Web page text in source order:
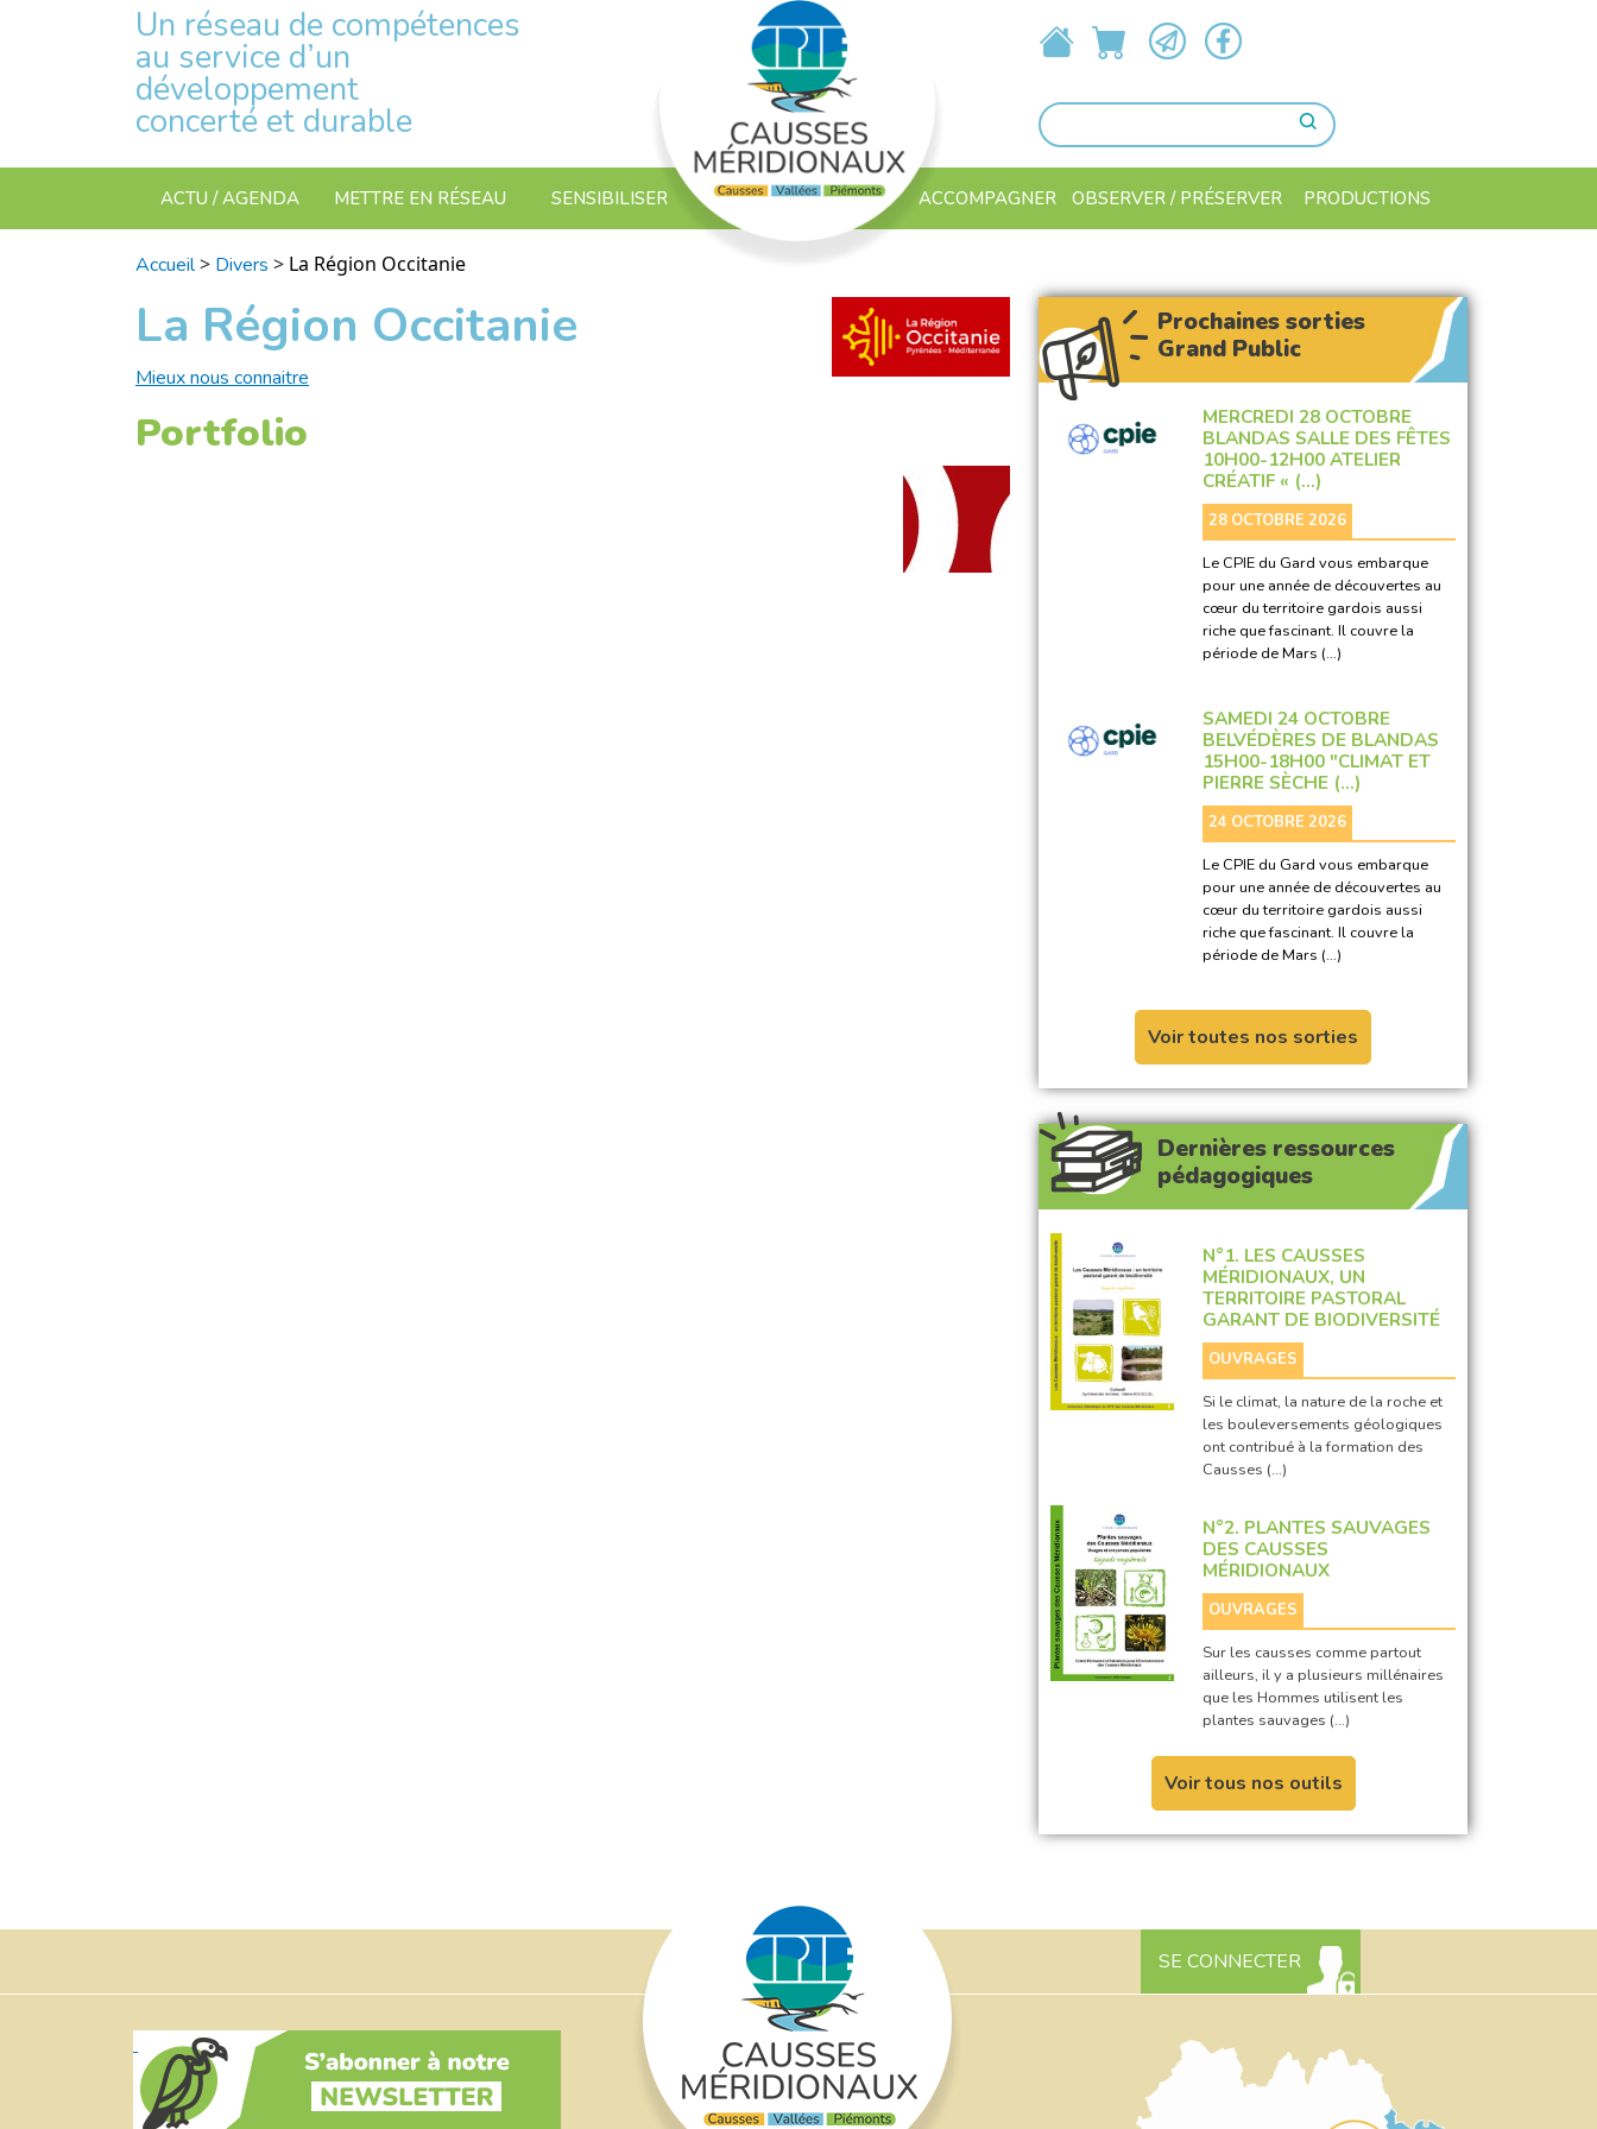
Un réseau de compétences
au service d’un
développement
concerté et durable
ACTU / AGENDA METTRE EN RÉSEAU SENSIBILISER ACCOMPAGNER OBSERVER / PRÉSERVER PRODUCTIONS
Accueil> Divers > La Région Occitanie
La Région Occitanie
Mieux nous connaitre
Portfolio
Prochaines sorties
Grand Public
MERCREDI 28 OCTOBRE
BLANDAS SALLE DES FÊTES
10H00-12H00 ATELIER
CRÉATIF « (…)
28 OCTOBRE 2026
Le CPIE du Gard vous embarque
pour une année de découvertes au
cœur du territoire gardois aussi
riche que fascinant. Il couvre la
période de Mars (…)
SAMEDI 24 OCTOBRE
BELVÉDÈRES DE BLANDAS
15H00-18H00 "CLIMAT ET
PIERRE SÈCHE (…)
24 OCTOBRE 2026
Le CPIE du Gard vous embarque
pour une année de découvertes au
cœur du territoire gardois aussi
riche que fascinant. Il couvre la
période de Mars (…)
Voir toutes nos sorties
Dernières ressources
pédagogiques
N°1. LES CAUSSES
MÉRIDIONAUX, UN
TERRITOIRE PASTORAL
GARANT DE BIODIVERSITÉ
OUVRAGES
Si le climat, la nature de la roche et
les bouleversements géologiques
ont contribué à la formation des
Causses (…)
N°2. PLANTES SAUVAGES
DES CAUSSES
MÉRIDIONAUX
OUVRAGES
Sur les causses comme partout
ailleurs, il y a plusieurs millénaires
que les Hommes utilisent les
plantes sauvages (…)
Voir tous nos outils
SE CONNECTER